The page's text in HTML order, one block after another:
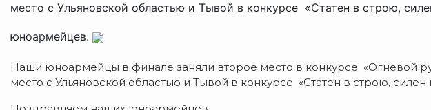
место с Ульяновской областью и Тывой в конкурсе «Статен в строю,
юноармейцев.
Наши юноармейцы в финале заняли второе место в конкурсе «Огневой
место с Ульяновской областью и Тывой в конкурсе «Статен в строю, силен